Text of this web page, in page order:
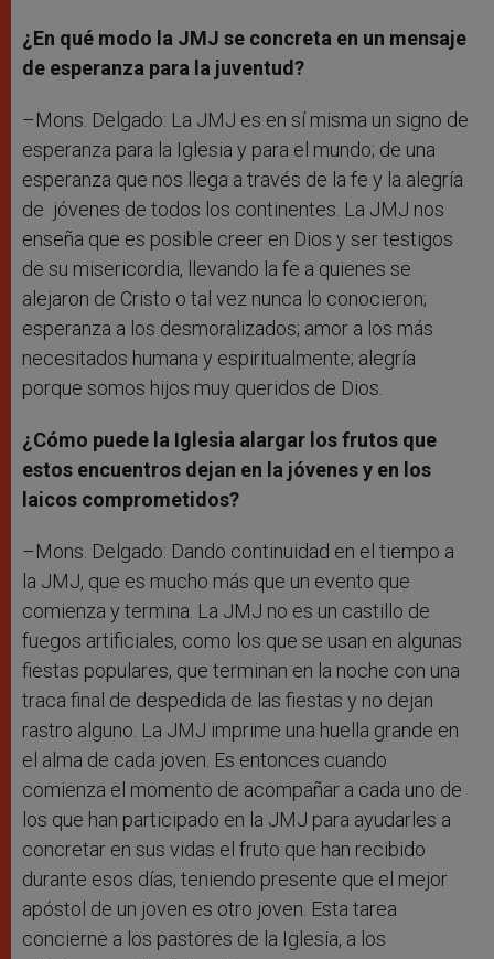
¿En qué modo la JMJ se concreta en un mensaje
de esperanza para la juventud?
–Mons. Delgado: La JMJ es en sí misma un signo de
esperanza para la Iglesia y para el mundo; de una
esperanza que nos llega a través de la fe y la alegría
de jóvenes de todos los continentes. La JMJ nos
enseña que es posible creer en Dios y ser testigos
de su misericordia, llevando la fe a quienes se
alejaron de Cristo o tal vez nunca lo conocieron;
esperanza a los desmoralizados; amor a los más
necesitados humana y espiritualmente; alegría
porque somos hijos muy queridos de Dios.
¿Cómo puede la Iglesia alargar los frutos que
estos encuentros dejan en la jóvenes y en los
laicos comprometidos?
–Mons. Delgado: Dando continuidad en el tiempo a
la JMJ, que es mucho más que un evento que
comienza y termina. La JMJ no es un castillo de
fuegos artificiales, como los que se usan en algunas
fiestas populares, que terminan en la noche con una
traca final de despedida de las fiestas y no dejan
rastro alguno. La JMJ imprime una huella grande en
el alma de cada joven. Es entonces cuando
comienza el momento de acompañar a cada uno de
los que han participado en la JMJ para ayudarles a
concretar en sus vidas el fruto que han recibido
durante esos días, teniendo presente que el mejor
apóstol de un joven es otro joven. Esta tarea
concierne a los pastores de la Iglesia, a los